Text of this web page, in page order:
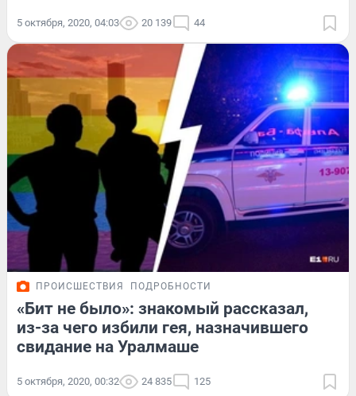
5 октября, 2020, 04:03 20 139 44
ПРОИСШЕСТВИЯ ПОДРОБНОСТИ
«Бит не было»: знакомый рассказал,
из-за чего избили гея, назначившего
свидание на Уралмаше
5 октября, 2020, 00:32 24 835 125